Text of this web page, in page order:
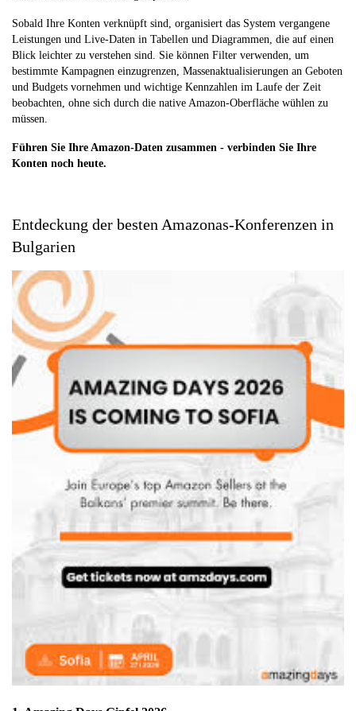
Sobald Ihre Konten verknüpft sind, organisiert das System vergangene
Leistungen und Live-Daten in Tabellen und Diagrammen, die auf einen
Blick leichter zu verstehen sind. Sie können Filter verwenden, um
bestimmte Kampagnen einzugrenzen, Massenaktualisierungen an Geboten
und Budgets vornehmen und wichtige Kennzahlen im Laufe der Zeit
beobachten, ohne sich durch die native Amazon-Oberfläche wühlen zu
müssen.
Führen Sie Ihre Amazon-Daten zusammen - verbinden Sie Ihre
Konten noch heute.
Entdeckung der besten Amazonas-Konferenzen in
Bulgarien